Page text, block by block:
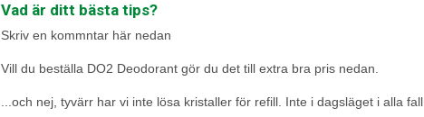
Vad är ditt bästa tips?
Skriv en kommntar här nedan
Vill du beställa DO2 Deodorant gör du det till extra bra pris nedan.
...och nej, tyvärr har vi inte lösa kristaller för refill. Inte i dagsläget i alla fall.